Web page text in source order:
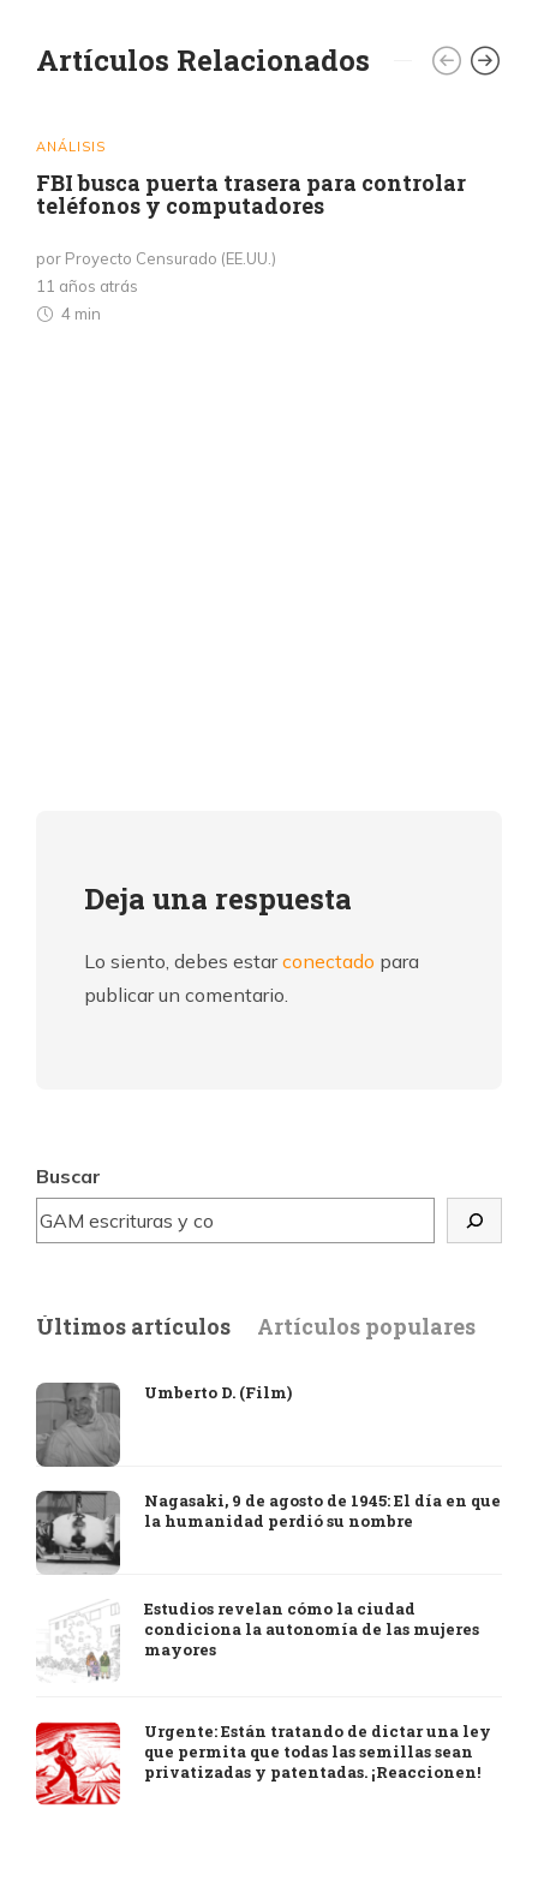
Artículos Relacionados
ANÁLISIS
FBI busca puerta trasera para controlar
teléfonos y computadores
por Proyecto Censurado (EE.UU.)
11 años atrás
4 min
Deja una respuesta
Lo siento, debes estarconectado para
publicar un comentario.
Buscar
Últimos artículos Artículos populares
Umberto D. (Film)
Nagasaki, 9 de agosto de 1945: El día en que
la humanidad perdió su nombre
Estudios revelan cómo la ciudad
condiciona la autonomía de las mujeres
mayores
Urgente: Están tratando de dictar una ley
que permita que todas las semillas sean
privatizadas y patentadas. ¡Reaccionen!